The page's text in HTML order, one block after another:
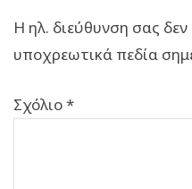
Η ηλ. διεύθυνση σας δεν
υποχρεωτικά πεδία
Σχόλιο*